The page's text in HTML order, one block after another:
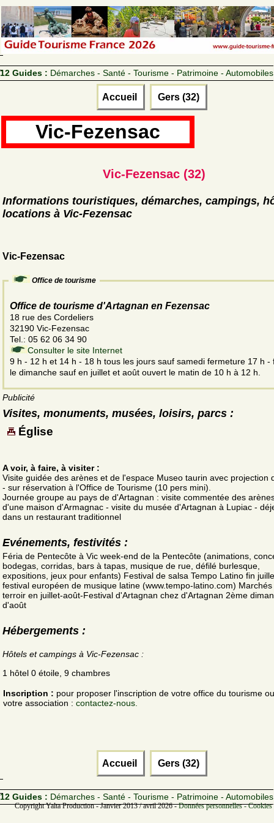
12 Guides : Démarches - Santé - Tourisme - Patrimoine - Automobiles
Accueil Gers (32)
Vic-Fezensac
Vic-Fezensac (32)
Informations touristiques, démarches, campings,
locations à Vic-Fezensac
Vic-Fezensac
Office de tourisme
Office de tourisme d'Artagnan en Fezensac
18 rue des Cordeliers
32190 Vic-Fezensac
Tel.: 05 62 06 34 90
Consulter le site Internet
9 h - 12 h et 14 h - 18 h tous les jours sauf samedi fermeture 17 h -
le dimanche sauf en juillet et août ouvert le matin de 10 h à 12 h.
Publicité
Visites, monuments, musées, loisirs, parcs :
Église
A voir, à faire, à visiter :
Visite guidée des arènes et de l'espace Museo taurin avec projection
- sur réservation à l'Office de Tourisme (10 pers mini).
Journée groupe au pays de d'Artagnan : visite commentée des
d'une maison d'Armagnac - visite du musée d'Artagnan à Lupiac -
dans un restaurant traditionnel
Evénements, festivités :
Féria de Pentecôte à Vic week-end de la Pentecôte (animations,
bodegas, corridas, bars à tapas, musique de rue, défilé burlesque,
expositions, jeux pour enfants) Festival de salsa Tempo Latino fin
festival européen de musique latine (www.tempo-latino.com) Marchés
terroir en juillet-août-Festival d'Artagnan chez d'Artagnan 2ème
d'août
Hébergements :
Hôtels et campings à Vic-Fezensac :
1 hôtel 0 étoile, 9 chambres
Inscription : pour proposer l'inscription de votre office du tourisme
votre association : contactez-nous.
Accueil Gers (32)
12 Guides : Démarches - Santé - Tourisme - Patrimoine - Automobiles
Copyright Yalta Production - Janvier 2013 / avril 2026 -Données personnelles -